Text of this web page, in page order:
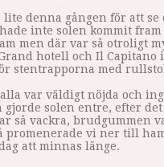
lite denna gången för att
inte solen kommit
men där var så otroligt
hotell och Il Capitano
stentrapporna med
var väldigt nöjda och
gjorde solen entre, efter
så vackra, brudgummen
promenerade vi ner till
att minnas länge.